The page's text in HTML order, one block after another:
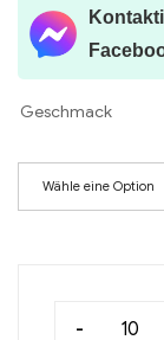
Geschmack
Wähle eine Option
-